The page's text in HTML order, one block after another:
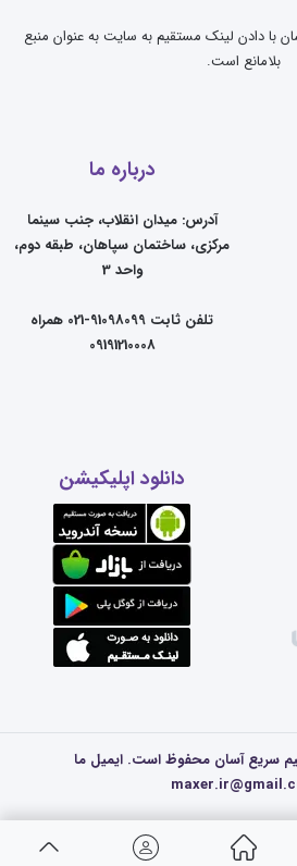
با دادن لینک مستقیم به سایت به عنوان منبع
بلامانع است.
درباره ما
آدرس: میدان انقلاب، جنب سینما
مرکزی، ساختمان سپاهان، طبقه دوم،
واحد 3
تلفن ثابت 91098099-021 همراه
09191210008
دانلود اپلیکیشن
سریع آسان محفوظ است. ایمیل ما